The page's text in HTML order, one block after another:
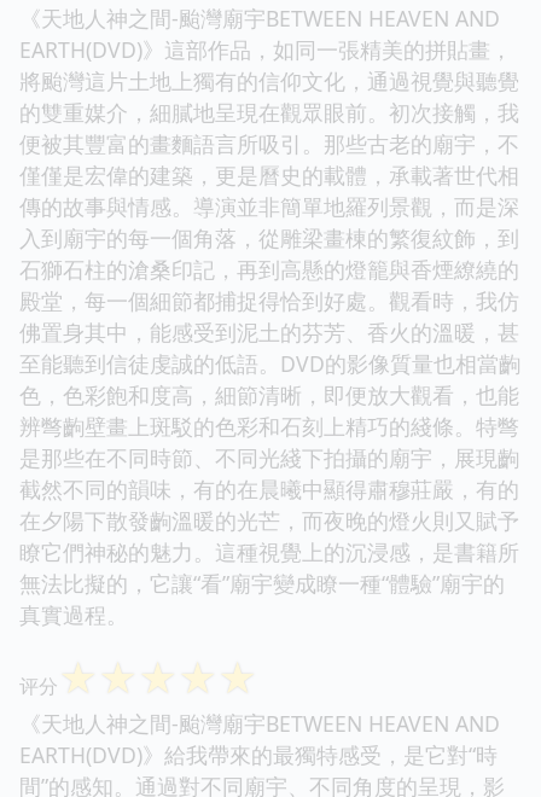
《天地人神之間-颱灣廟宇BETWEEN HEAVEN AND
EARTH(DVD)》這部作品，如同一張精美的拼貼畫，
將颱灣這片土地上獨有的信仰文化，通過視覺與聽覺
的雙重媒介，細膩地呈現在觀眾眼前。初次接觸，我
便被其豐富的畫麵語言所吸引。那些古老的廟宇，不
僅僅是宏偉的建築，更是曆史的載體，承載著世代相
傳的故事與情感。導演並非簡單地羅列景觀，而是深
入到廟宇的每一個角落，從雕梁畫棟的繁復紋飾，到
石獅石柱的滄桑印記，再到高懸的燈籠與香煙繚繞的
殿堂，每一個細節都捕捉得恰到好處。觀看時，我仿
佛置身其中，能感受到泥土的芬芳、香火的溫暖，甚
至能聽到信徒虔誠的低語。DVD的影像質量也相當齣
色，色彩飽和度高，細節清晰，即便放大觀看，也能
辨彆齣壁畫上斑駁的色彩和石刻上精巧的綫條。特彆
是那些在不同時節、不同光綫下拍攝的廟宇，展現齣
截然不同的韻味，有的在晨曦中顯得肅穆莊嚴，有的
在夕陽下散發齣溫暖的光芒，而夜晚的燈火則又賦予
瞭它們神秘的魅力。這種視覺上的沉浸感，是書籍所
無法比擬的，它讓“看”廟宇變成瞭一種“體驗”廟宇的
真實過程。
评分 ☆☆☆☆☆
《天地人神之間-颱灣廟宇BETWEEN HEAVEN AND
EARTH(DVD)》給我帶來的最獨特感受，是它對“時
間”的感知。通過對不同廟宇、不同角度的呈現，影